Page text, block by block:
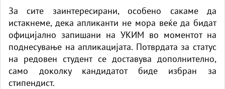
За сите заинтересирани, особено сакаме да
истакнеме, дека апликанти не мора веќе да бидат
официјално запишани на УКИМ во моментот на
поднесување на апликацијата. Потврдата за статус
на редовен студент се доставува дополнително,
само доколку кандидатот биде избран за
стипендист.